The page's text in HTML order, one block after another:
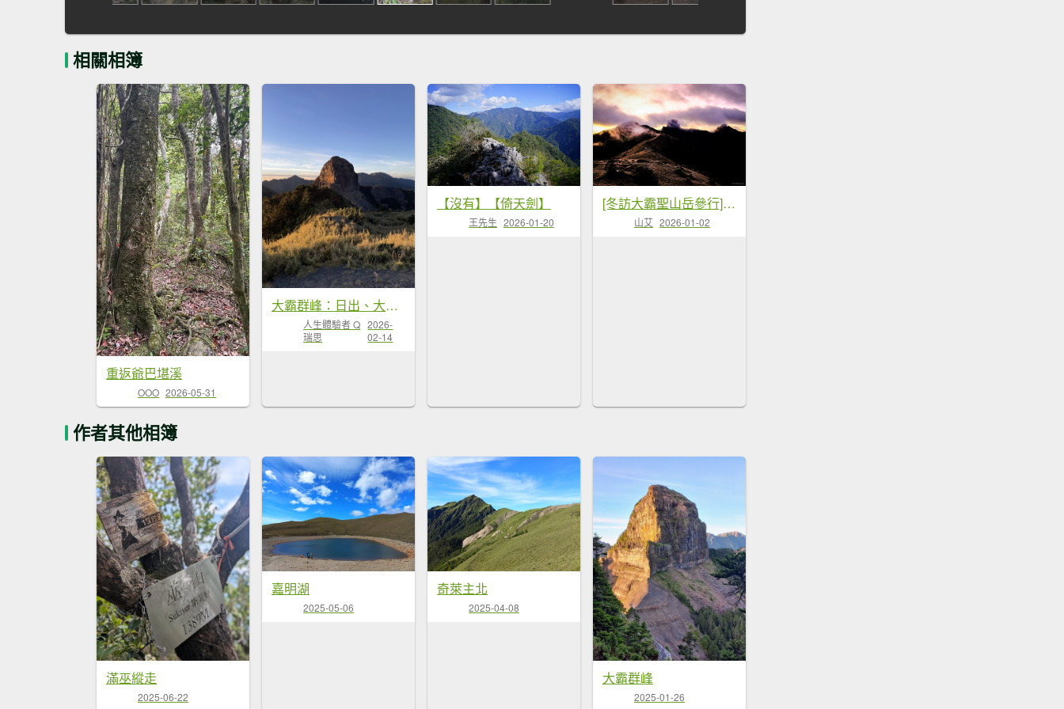
相關相簿
重返爺巴堪溪
OOO 2026-05-31
大霸群峰：日出、大景、結冰 Dabajian Peaks
人生體驗者 Q
瑞思
2026-
02-14
【沒有】【倚天劍】
王先生 2026-01-20
[冬訪大霸聖山岳參行]-榮耀桂冠B'bu' Papak聖稜精選輯
山艾 2026-01-02
作者其他相簿
滿巫縱走
2025-06-22
嘉明湖
2025-05-06
奇萊主北
2025-04-08
大霸群峰
2025-01-26